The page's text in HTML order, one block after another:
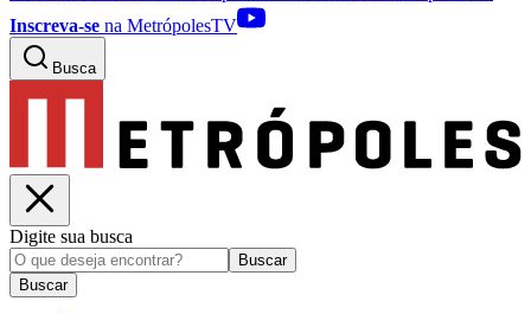
Inscreva-se na MetrópolesTV
Busca
Digite sua busca
Buscar
Buscar